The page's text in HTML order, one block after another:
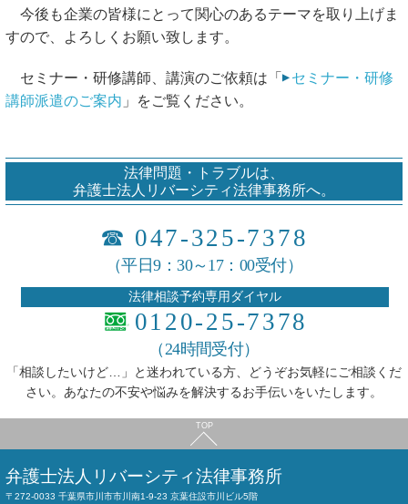
今後も企業の皆様にとって関心のあるテーマを取り上げま
すので、よろしくお願い致します。
セミナー・研修講師、講演のご依頼は「
セミナー・研修
講師派遣のご案内 」をご覧ください。
法律問題・トラブルは、
弁護士法人リバーシティ法律事務所へ。
☎ 047-325-7378
（平日9：30～17：00受付）
法律相談予約専用ダイヤル
0120-25-7378
（24時間受付）
「相談したいけど…」と迷われている方、どうぞお気軽にご相談くだ
さい。あなたの不安や悩みを解決するお手伝いをいたします。
TOP
弁護士法人 リバーシティ法律事務所
〒272-0033 千葉県市川市市川南1-9-23 京葉住設市川ビル5階